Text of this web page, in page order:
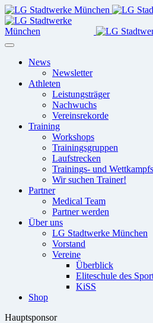
News
Newsletter
Athleten
Leistungsträger
Nachwuchs
Vereinsrekorde
Training
Workshops
Trainingsgruppen
Laufstrecken
Trainings- und
Wir suchen Trainer!
Partner
Medical Team
Partner werden
Über uns
LG Stadtwerke München
Vorstand
Vereine
Überblick
Eliteschule des
KiSS
Shop
Hauptsponsor